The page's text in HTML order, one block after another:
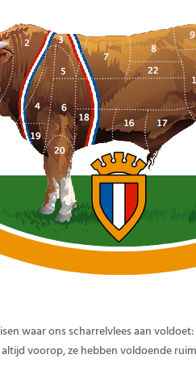
waar ons scharrelvlees aan voldoet:
voorop, ze hebben voldoende